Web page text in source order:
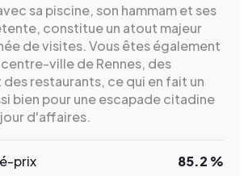
sa piscine, son hammam et ses
constitue un atout majeur
de visites. Vous êtes également
ville de Rennes, des
restaurants, ce qui en fait un
bien pour une escapade citadine
d'affaires.
prix 85.2 %